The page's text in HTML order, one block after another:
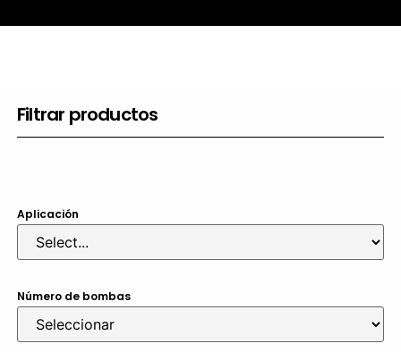
Filtrar productos
Aplicación
Número de bombas